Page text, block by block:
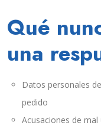
Qué
una
Datos personales
pedido
Acusaciones de